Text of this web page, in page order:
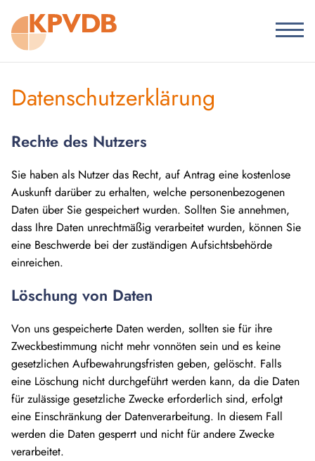
Datenschutzerklärung
Rechte des Nutzers
Sie haben als Nutzer das Recht, auf Antrag eine kostenlose
Auskunft darüber zu erhalten, welche personenbezogenen
Daten über Sie gespeichert wurden. Sollten Sie annehmen,
dass Ihre Daten unrechtmäßig verarbeitet wurden, können Sie
eine Beschwerde bei der zuständigen Aufsichtsbehörde
einreichen.
Löschung von Daten
Von uns gespeicherte Daten werden, sollten sie für ihre
Zweckbestimmung nicht mehr vonnöten sein und es keine
gesetzlichen Aufbewahrungsfristen geben, gelöscht. Falls
eine Löschung nicht durchgeführt werden kann, da die Daten
für zulässige gesetzliche Zwecke erforderlich sind, erfolgt
eine Einschränkung der Datenverarbeitung. In diesem Fall
werden die Daten gesperrt und nicht für andere Zwecke
verarbeitet.